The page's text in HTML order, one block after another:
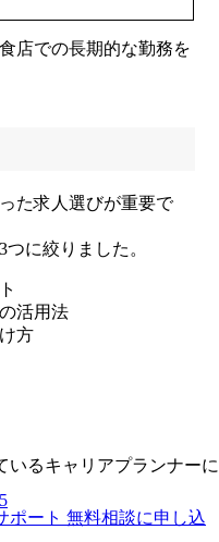
店での長期的な勤務を
た求人選びが重要で
に絞りました。
活用法
方
いるキャリアプランナーに
ポート 無料相談に申し込